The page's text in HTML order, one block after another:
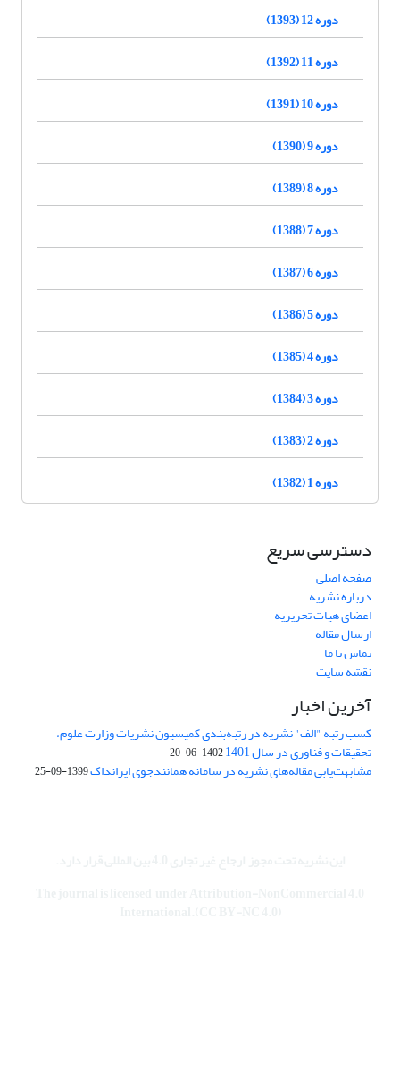
دوره 12 (1393)
دوره 11 (1392)
دوره 10 (1391)
دوره 9 (1390)
دوره 8 (1389)
دوره 7 (1388)
دوره 6 (1387)
دوره 5 (1386)
دوره 4 (1385)
دوره 3 (1384)
دوره 2 (1383)
دوره 1 (1382)
دسترسی سریع
صفحه اصلی
درباره نشریه
اعضای هیات تحریریه
ارسال مقاله
تماس با ما
نقشه سایت
آخرین اخبار
کسب رتبه "الف" نشریه در رتبه‌بندی کمیسیون نشریات وزارت علوم،
تحقیقات و فناوری در سال 1401 1402-06-20
مشابهت‌یابی مقاله‌های نشریه در سامانه همانندجوی ایرانداک1399-09-25